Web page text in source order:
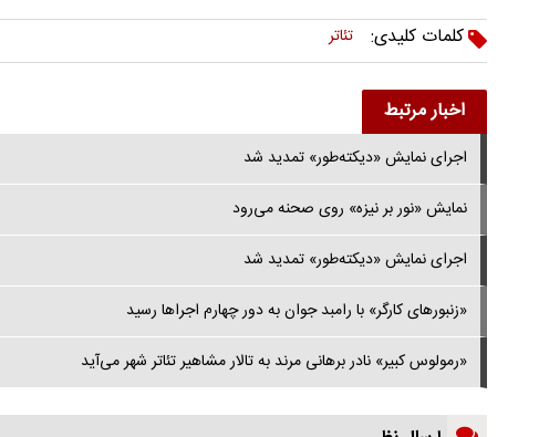
کلمات کلیدی:
تئاتر
اخبار مرتبط
اجرای نمایش «دیکته‌طور» تمدید شد
نمایش «نور بر نیزه» روی صحنه می‌رود
اجرای نمایش «دیکته‌طور» تمدید شد
«زنبورهای کارگر» با رامبد جوان به دور چهارم اجراها رسید
«رمولوس کبیر» نادر برهانی مرند به تالار مشاهیر تئاتر شهر می‌آید